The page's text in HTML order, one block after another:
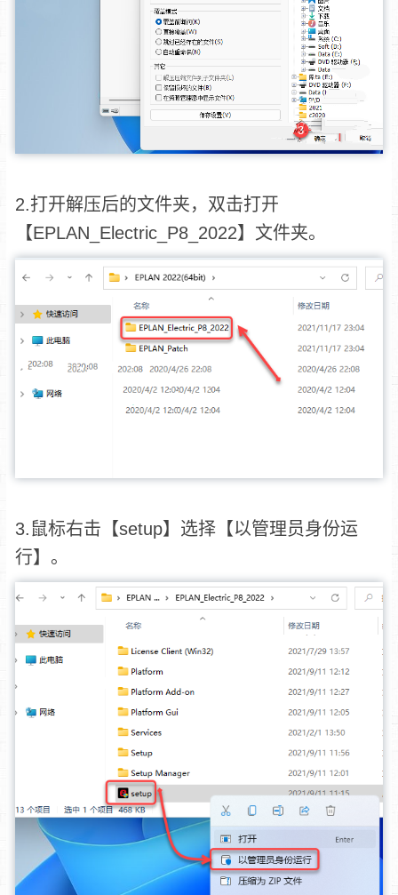
2.打开解压后的文件夹，双击打开
【EPLAN_Electric_P8_2022】文件夹。
3.鼠标右击【setup】选择【以管理员身份运
行】。